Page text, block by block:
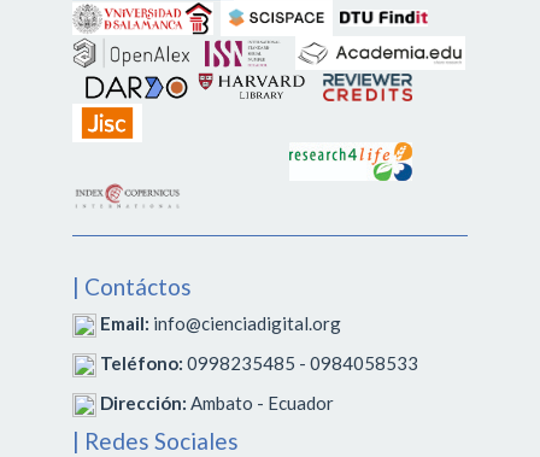
| Contáctos
Email: info@cienciadigital.org
Teléfono: 0998235485 - 0984058533
Dirección: Ambato - Ecuador
| Redes Sociales